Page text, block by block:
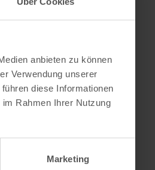
anbieten zu können
Verwendung unserer
diese Informationen
Rahmen Ihrer Nutzung
Marketing